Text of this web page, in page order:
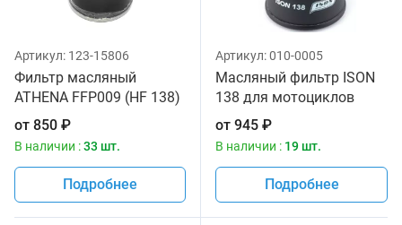
Артикул: 123-15806
Фильтр масляный
ATHENA FFP009 (HF 138)
от 850 ₽
В наличии :33 шт.
Подробнее
Артикул:010-0005
Масляный фильтр ISON
138 для мотоциклов
от 945 ₽
В наличии : 19 шт.
Подробнее